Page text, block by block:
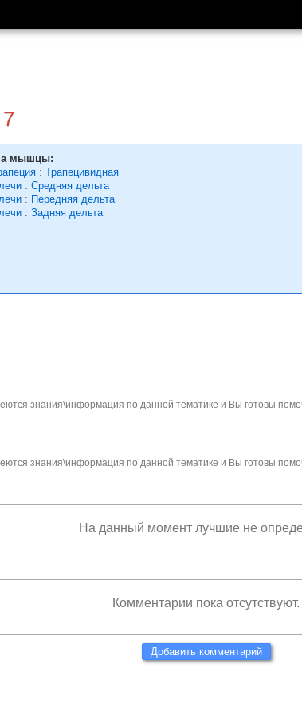
мышцы:
: Трапецивидная
: Средняя дельта
: Передняя дельта
: Задняя дельта
знания\информация по данной тематике и Вы готовы
знания\информация по данной тематике и Вы готовы
На данный момент лучшие не
Комментарии пока отсутствуют.
Добавить комментарий